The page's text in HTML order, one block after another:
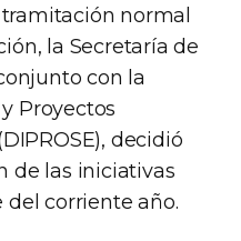
normal
la Secretaría de
con la
Proyectos
decidió
de las iniciativas
del corriente año.